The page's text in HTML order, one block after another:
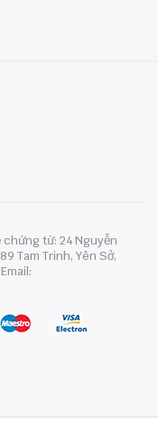
từ: 24 Nguyễn
Tam Trinh, Yên Sở,